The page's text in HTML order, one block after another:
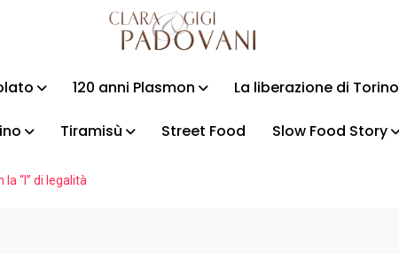
120 anni Plasmon La liberazione di Torino
Tiramisù Street Food Slow Food Story
la “l” di legalità